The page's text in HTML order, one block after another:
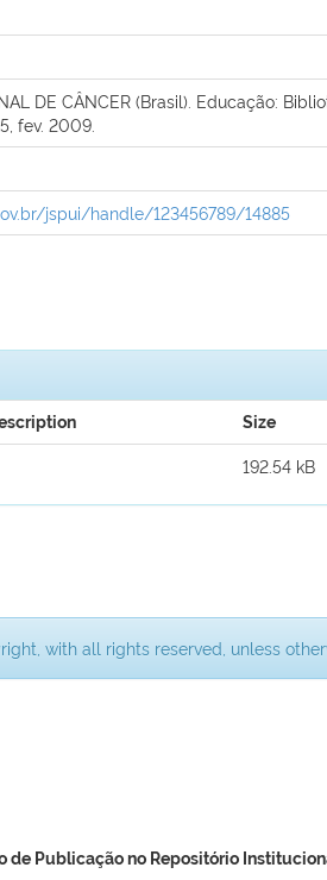
DE CÂNCER (Brasil). Educação:
fev. 2009.
jspui/handle/123456789/14885
Size
192.54 kB
with all rights reserved, unless
de Publicação no Repositório